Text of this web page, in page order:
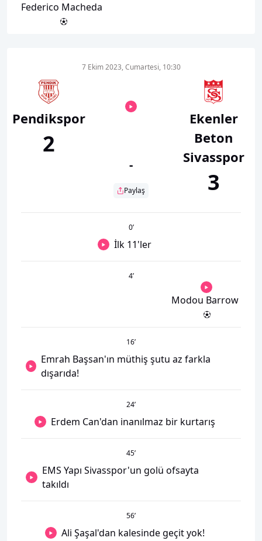
Federico Macheda
Pendikspor
2
7 Ekim 2023, Cumartesi, 10:30
-
Paylaş
Ekenler
Beton
Sivasspor
3
0’
İlk 11'ler
4’
Modou Barrow
16’
Emrah Başsan'ın müthiş şutu az farkla
dışarıda!
24’
Erdem Can'dan inanılmaz bir kurtarış
45’
EMS Yapı Sivasspor'un golü ofsayta
takıldı
56’
Ali Şaşal'dan kalesinde geçit yok!